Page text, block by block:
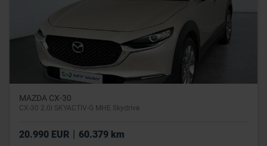
MAZDA CX-30
CX-30 2.0i SKYACTIV-G MHE Skydrive
20.990 EUR | 60.379 km